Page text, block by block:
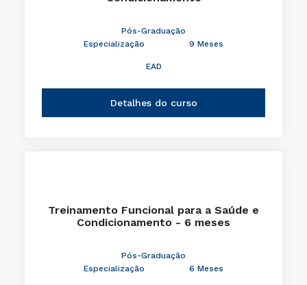
Pós-Graduação
Especialização
9 Meses
EAD
Detalhes do curso
Treinamento Funcional para a Saúde e
Condicionamento - 6 meses
Pós-Graduação
Especialização
6 Meses